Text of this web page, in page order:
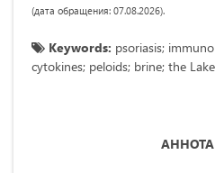
(дата обращения: 07.08.2026).
Keywords: psoriasis;
cytokines; peloids; brine; the